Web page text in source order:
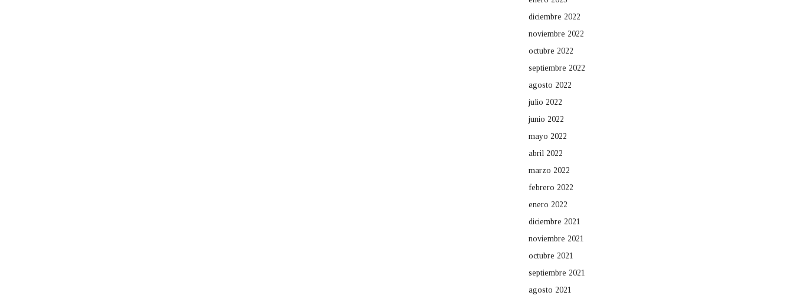
diciembre 2022
noviembre 2022
octubre 2022
septiembre 2022
agosto 2022
julio 2022
junio 2022
mayo 2022
abril 2022
marzo 2022
febrero 2022
enero 2022
diciembre 2021
noviembre 2021
octubre 2021
septiembre 2021
agosto 2021